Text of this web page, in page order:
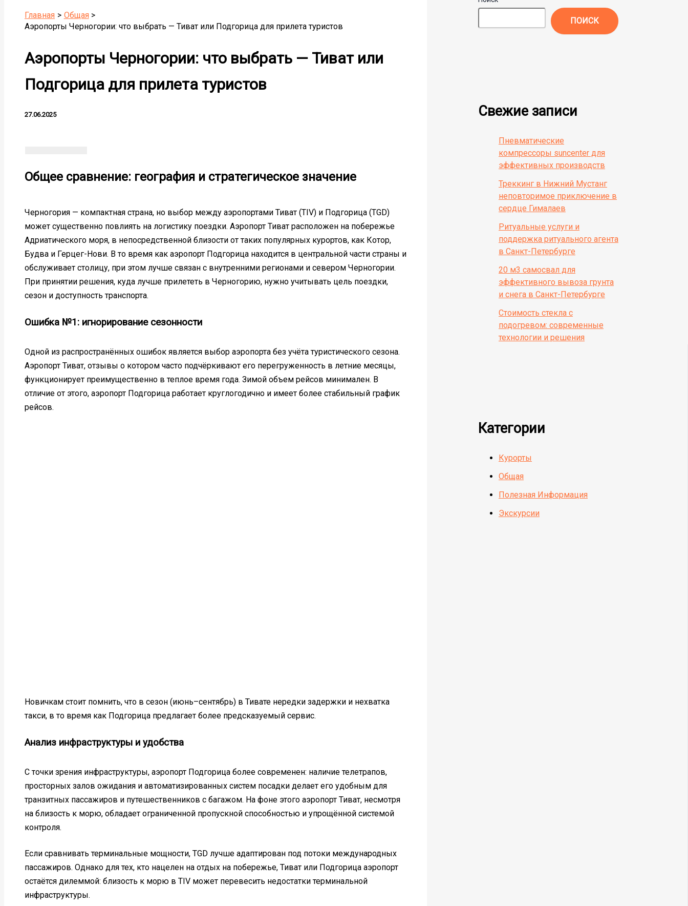
Главная
Общая
Аэропорты Черногории: что выбрать — Тиват или Подгорица для прилета туристов
Аэропорты Черногории: что выбрать — Тиват или
Подгорица для прилета туристов
27.06.2025
Общее сравнение: география и стратегическое значение
Черногория — компактная страна, но выбор между аэропортами Тиват (TIV) и Подгорица (TGD)
может существенно повлиять на логистику поездки. Аэропорт Тиват расположен на побережье
Адриатического моря, в непосредственной близости от таких популярных курортов, как Котор,
Будва и Герцег-Нови. В то время как аэропорт Подгорица находится в центральной части страны и
обслуживает столицу, при этом лучше связан с внутренними регионами и севером Черногории.
При принятии решения, куда лучше прилететь в Черногорию, нужно учитывать цель поездки,
сезон и доступность транспорта.
Ошибка №1: игнорирование сезонности
Одной из распространённых ошибок является выбор аэропорта без учёта туристического сезона.
Аэропорт Тиват, отзывы о котором часто подчёркивают его перегруженность в летние месяцы,
функционирует преимущественно в теплое время года. Зимой объем рейсов минимален. В
отличие от этого, аэропорт Подгорица работает круглогодично и имеет более стабильный график
рейсов.
Новичкам стоит помнить, что в сезон (июнь–сентябрь) в Тивате нередки задержки и нехватка
такси, в то время как Подгорица предлагает более предсказуемый сервис.
Анализ инфраструктуры и удобства
С точки зрения инфраструктуры, аэропорт Подгорица более современен: наличие телетрапов,
просторных залов ожидания и автоматизированных систем посадки делает его удобным для
транзитных пассажиров и путешественников с багажом. На фоне этого аэропорт Тиват, несмотря
на близость к морю, обладает ограниченной пропускной способностью и упрощённой системой
контроля.
Если сравнивать терминальные мощности, TGD лучше адаптирован под потоки международных
пассажиров. Однако для тех, кто нацелен на отдых на побережье, Тиват или Подгорица аэропорт
остаётся дилеммой: близость к морю в TIV может перевесить недостатки терминальной
инфраструктуры.
ПОИСК
Свежие записи
Пневматические
компрессоры suncenter для
эффективных производств
Треккинг в Нижний Мустанг
неповторимое приключение в
сердце Гималаев
Ритуальные услуги и
поддержка ритуального агента
в Санкт-Петербурге
20 м3 самосвал для
эффективного вывоза грунта
и снега в Санкт-Петербурге
Стоимость стекла с
подогревом: современные
технологии и решения
Категории
Курорты
Общая
Полезная Информация
Экскурсии